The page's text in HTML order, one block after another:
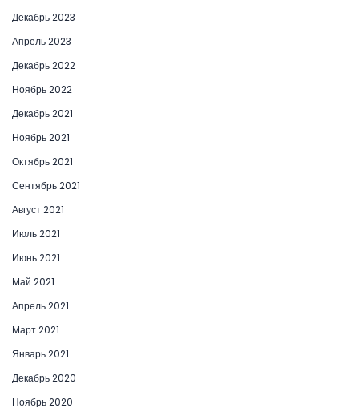
Декабрь 2023
Апрель 2023
Декабрь 2022
Ноябрь 2022
Декабрь 2021
Ноябрь 2021
Октябрь 2021
Сентябрь 2021
Август 2021
Июль 2021
Июнь 2021
Май 2021
Апрель 2021
Март 2021
Январь 2021
Декабрь 2020
Ноябрь 2020